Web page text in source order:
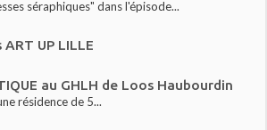
séraphiques" dans l'épisode...
UP LILLE
au GHLH de Loos Haubourdin
résidence de 5...